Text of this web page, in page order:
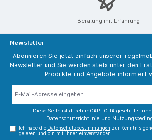
Beratung mit Erfahrung
Newsletter
Abonnieren Sie jetzt einfach unseren
Newsletter und Sie werden stets unter den
Produkte und Angebote informiert
Diese Seite ist durch reCAPTCHA geschützt
Datenschutzrichtlinie und
Ich habe die Datenschutzbestimmungen zur Kenntnis
gelesen und bin mit ihnen einverstanden.